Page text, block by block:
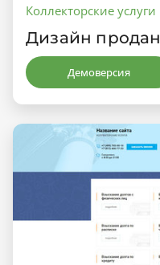
Коллекторские услуги
Дизайн продан
Демоверсия